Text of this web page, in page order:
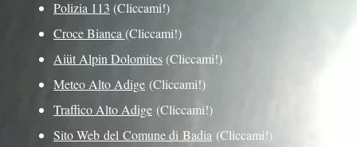
Polizia 113 (Cliccami!)
Croce Bianca (Cliccami!)
Aiüt Alpin Dolomites (Cliccami!)
Meteo Alto Adige (Cliccami!)
Traffico Alto Adige (Cliccami!)
Sito Web del Comune di Badia (Cliccami!)